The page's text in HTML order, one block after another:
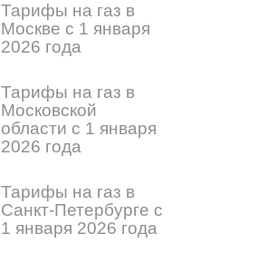
Тарифы на газ в
Москве с 1 января
2026 года
Тарифы на газ в
Московской
области с 1 января
2026 года
Тарифы на газ в
Санкт-Петербурге с
1 января 2026 года